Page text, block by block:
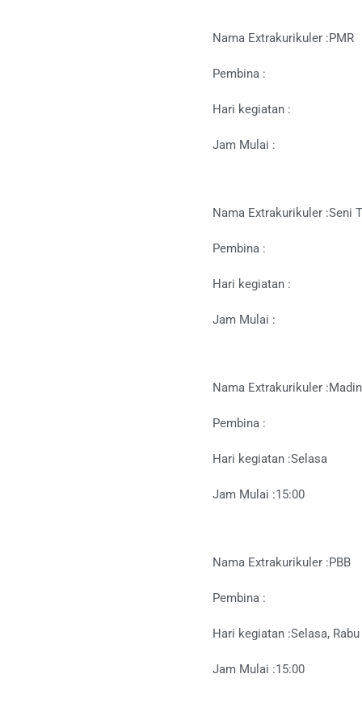
Nama Extrakurikuler :PMR
Pembina :
Hari kegiatan :
Jam Mulai :
Nama Extrakurikuler :Seni
Pembina :
Hari kegiatan :
Jam Mulai :
Nama Extrakurikuler :
Pembina :
Hari kegiatan :Selasa
Jam Mulai :15:00
Nama Extrakurikuler :PBB
Pembina :
Hari kegiatan :Selasa, Rabu
Jam Mulai :15:00